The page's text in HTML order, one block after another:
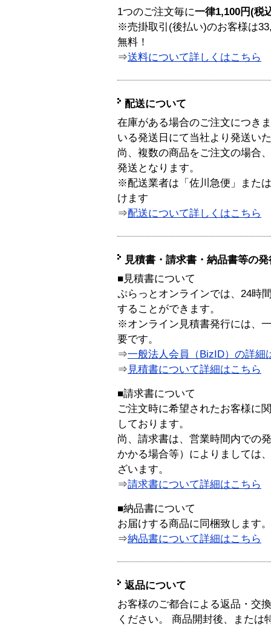
1つのご注文毎に一律1,100円(税
※売掛取引(後払い)のお客様は
無料！
⇒送料について詳しくはこちら
配送について
在庫がある場合のご注文につき
いる発送日にて当社より発送い
尚、複数の商品をご注文の場合
発送となります。
※配送業者は「佐川急便」また
けます
⇒配送について詳しくはこちら
見積書・請求書・納品書等の
■見積書について
ぷらっとオンラインでは、24時
することができます。
※オンライン見積書発行には、
要です。
⇒一般法人会員（BizID）の詳細
⇒ 見積書について詳細はこちら
■請求書について
ご注文時に希望されたお客様に
しております。
尚、請求書は、営業時間内での
かかる場合等）によりましては
ざいます。
⇒請求書について詳細はこちら
■納品書について
お届けする商品に同梱致します。
⇒納品書について詳細はこちら
返品について
お客様のご都合による返品・交
ください。 商品開封後、または